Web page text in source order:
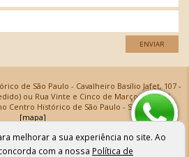
ENVIAR
de São Paulo - Cavalheiro Basílio Jafet, 107 -
ou Rua Vinte e Cinco de Março, 576 - SP,
Centro Histórico de São Paulo - SP
[mapa]
Cecília Ltda | CNPJ: 61.069.639/0001-18
apresentadas na loja virtual não valem para nossa loja física e
Vendas com cartão de crédito sujeitas a análise e
melhorar a sua experiência no site. Ao
com a nossa Política de